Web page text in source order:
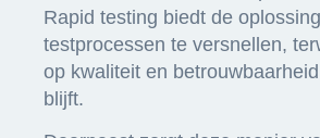
Rapid testing biedt de
testprocessen te versnellen,
op kwaliteit en
blijft.